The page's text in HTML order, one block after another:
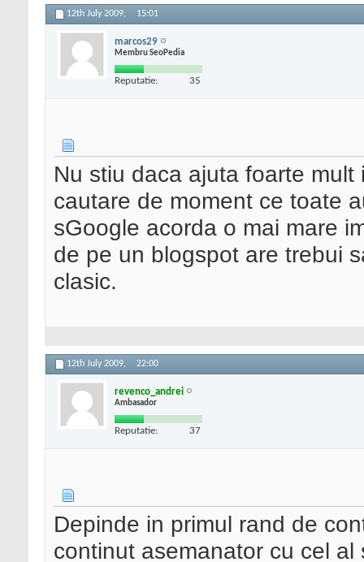
12th July 2009, 15:01
marcos29
Membru SeoPedia
Reputatie: 35
Nu stiu daca ajuta foarte
cautare de moment ce toate
sGoogle acorda o mai mare
de pe un blogspot are trebui
clasic.
12th July 2009, 22:00
revenco_andrei
Ambasador
Reputatie: 37
Depinde in primul rand de
continut asemanator cu cel